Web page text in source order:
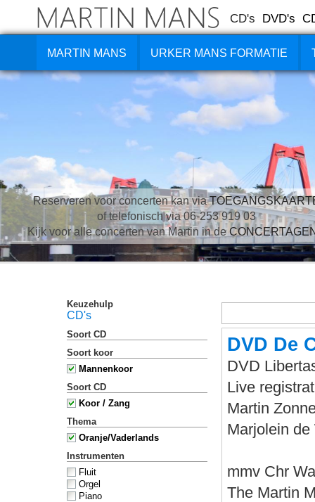
CD's DVD's
MARTIN MANS URKER MANS FORMATIE
Reserveren voor concerten kan via
of telefonisch via 06-253 919 03
Kijk voor alle concerten van Martin in de
Keuzehulp
CD's
Soort CD
Soort koor
Mannenkoor
Soort CD
Koor / Zang
Thema
Oranje/Vaderlands
Instrumenten
Fluit
Orgel
Piano
DVD De
DVD
Live
Martin
Marjolein
mmv Chr
The Martin